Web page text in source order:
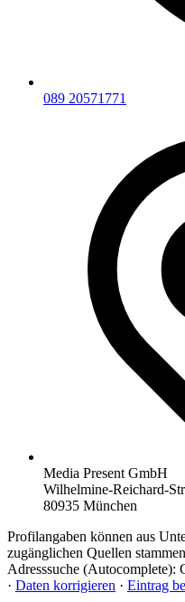
089 20571771
Media Present GmbH
Wilhelmine-Reichard-
80935 München
Profilangaben können aus
zugänglichen Quellen
Adresssuche (Autocomplete):
· Daten korrigieren · Eintrag